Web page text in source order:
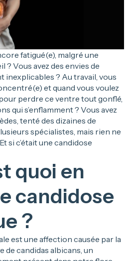
fatigué(e), malgré une
? Vous avez des envies de
inexplicables ? Au travail, vous
et quand vous voulez
perdre ce ventre tout gonflé,
qui s’enflamment ? Vous avez
tenté des dizaines de
spécialistes, mais rien ne
si c’était une candidose
quoi en
candidose
?
est une affection causée par la
de candidas albicans, un